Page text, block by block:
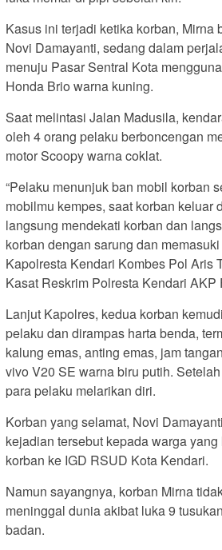
Kasus ini terjadi ketika korban, Mirna
Novi Damayanti, sedang dalam
menuju Pasar Sentral Kota
Honda Brio warna kuning.
Saat melintasi Jalan Madusila,
oleh 4 orang pelaku berboncengan
motor Scoopy warna coklat.
“Pelaku menunjuk ban mobil korban
mobilmu kempes, saat korban keluar
langsung mendekati korban dan
korban dengan sarung dan
Kapolresta Kendari Kombes Pol Aris
Kasat Reskrim Polresta Kendari AKP
Lanjut Kapolres, kedua korban
pelaku dan dirampas harta benda,
kalung emas, anting emas, jam
vivo V20 SE warna biru putih.
para pelaku melarikan diri.
Korban yang selamat, Novi
kejadian tersebut kepada warga
korban ke IGD RSUD Kota Kendari.
Namun sayangnya, korban Mirna
meninggal dunia akibat luka 9
badan.